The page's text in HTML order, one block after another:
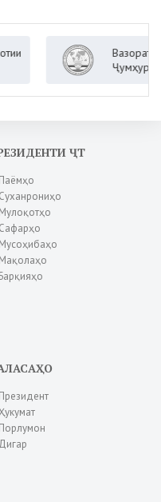
Вазорати
Ҷумҳурии
ҶТ
Паёмҳо
Суханрониҳо
Мулоқотҳо
Сафарҳо
Мусоҳибаҳо
Мақолаҳо
Барқияҳо
Президент
Порлумон
Дигар